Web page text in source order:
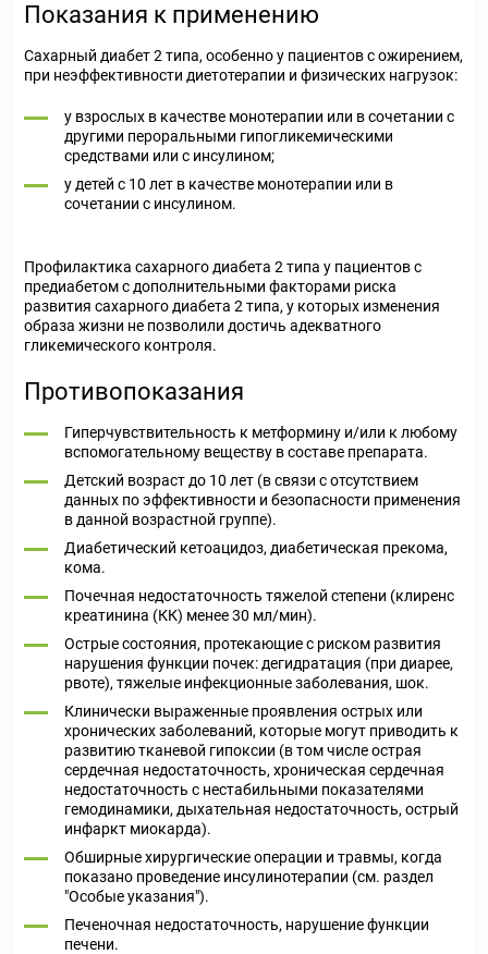
Показания к применению
Сахарный диабет 2 типа, особенно у пациентов с ожирением,
при неэффективности диетотерапии и физических нагрузок:
у взрослых в качестве монотерапии или в сочетании с
другими пероральными гипогликемическими
средствами или с инсулином;
у детей с 10 лет в качестве монотерапии или в
сочетании с инсулином.
Профилактика сахарного диабета 2 типа у пациентов с
предиабетом с дополнительными факторами риска
развития сахарного диабета 2 типа, у которых изменения
образа жизни не позволили достичь адекватного
гликемического контроля.
Противопоказания
Гиперчувствительность к метформину и/или к любому
вспомогательному веществу в составе препарата.
Детский возраст до 10 лет (в связи с отсутствием
данных по эффективности и безопасности применения
в данной возрастной группе).
Диабетический кетоацидоз, диабетическая прекома,
кома.
Почечная недостаточность тяжелой степени (клиренс
креатинина (КК) менее 30 мл/мин).
Острые состояния, протекающие с риском развития
нарушения функции почек: дегидратация (при диарее,
рвоте), тяжелые инфекционные заболевания, шок.
Клинически выраженные проявления острых или
хронических заболеваний, которые могут приводить к
развитию тканевой гипоксии (в том числе острая
сердечная недостаточность, хроническая сердечная
недостаточность с нестабильными показателями
гемодинамики, дыхательная недостаточность, острый
инфаркт миокарда).
Обширные хирургические операции и травмы, когда
показано проведение инсулинотерапии (см. раздел
"Особые указания").
Печеночная недостаточность, нарушение функции
печени.